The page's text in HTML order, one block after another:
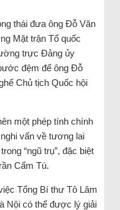
thái đưa ông Đỗ Văn
Mặt trận Tổ quốc
trực Đảng ủy
đệm để ông Đỗ
Chủ tịch Quốc hội
một phép tính chính
vấn về tương lai
“ngũ trụ”, đặc biệt
Cẩm Tú.
Tổng Bí thư Tô Lâm
Nội có thể được lý giải